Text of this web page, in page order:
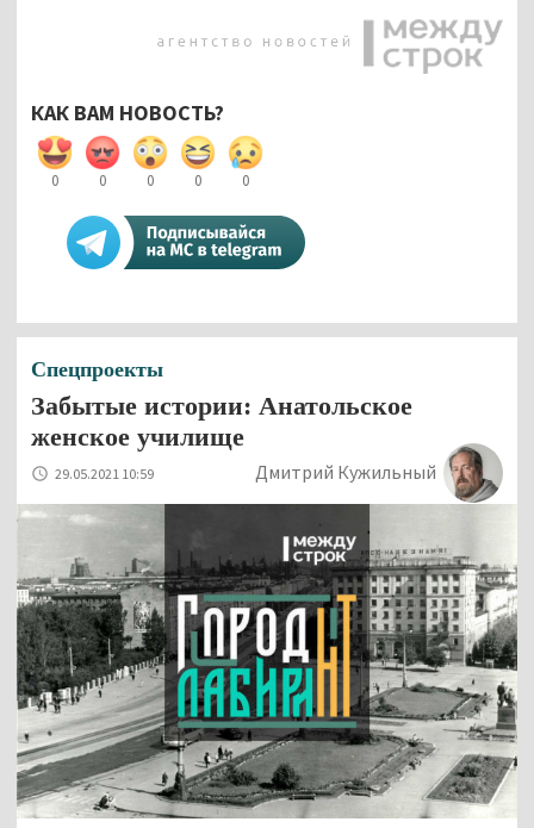
КАК ВАМ НОВОСТЬ?
0 0 0 0 0
Спецпроекты
Забытые истории: Анатольское
женское училище
29.05.2021 10:59 Дмитрий Кужильный